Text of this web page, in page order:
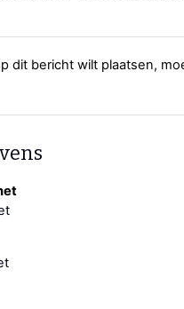
dit bericht wilt plaatsen,